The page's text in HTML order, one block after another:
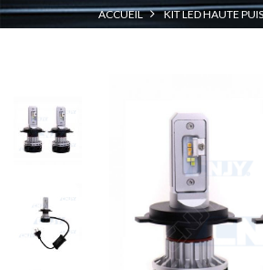
ACCUEIL
KIT LED HAUTE